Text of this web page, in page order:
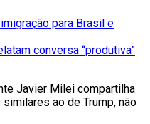
para Brasil e
conversa “produtiva”
Javier Milei compartilha
ao de Trump, não